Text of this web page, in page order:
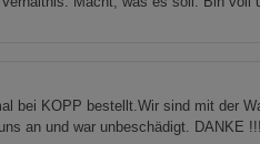
bei KOPP bestellt.Wir sind mit der
an und war unbeschädigt. DANKE